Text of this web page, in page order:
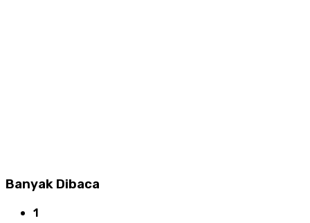
Banyak Dibaca
1